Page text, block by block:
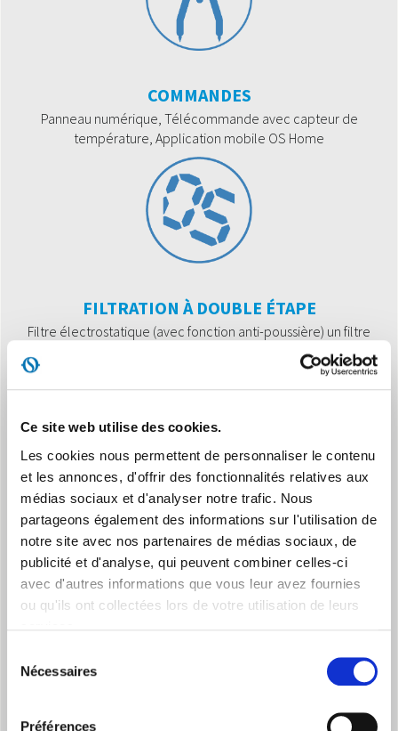
Ce site web utilise des cookies.
Les cookies nous permettent de personnaliser le contenu
et les annonces, d'offrir des fonctionnalités relatives aux
médias sociaux et d'analyser notre trafic. Nous
partageons également des informations sur l'utilisation de
notre site avec nos partenaires de médias sociaux, de
publicité et d'analyse, qui peuvent combiner celles-ci
avec d'autres informations que vous leur avez fournies
ou qu'ils ont collectées lors de votre utilisation de leurs
Nécessaires
Préférences
COMMANDES
Panneau numérique, Télécommande avec capteur de
température, Application mobile OS Home
FILTRATION À DOUBLE ÉTAPE
Filtre électrostatique (avec fonction anti-poussière) un filtre
HEPA avec une efficacité de 99,9 % sur les particules PM 2,5 et
ROUES PIVOTANTES
Il peut être facilement transporté dans n'importe quelle
direction, grâce à la rotation des roues à 360 degrés.